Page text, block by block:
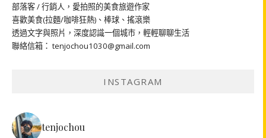
部落客 / 行銷人，愛拍照的美食旅遊作家
喜歡美食(拉麵/咖啡狂熱)、棒球、搖滾樂
透過文字與照片，深度認識一個城市，輕輕聊聊生活
聯絡信箱： tenjochou1030@gmail.com
INSTAGRAM
tenjochou